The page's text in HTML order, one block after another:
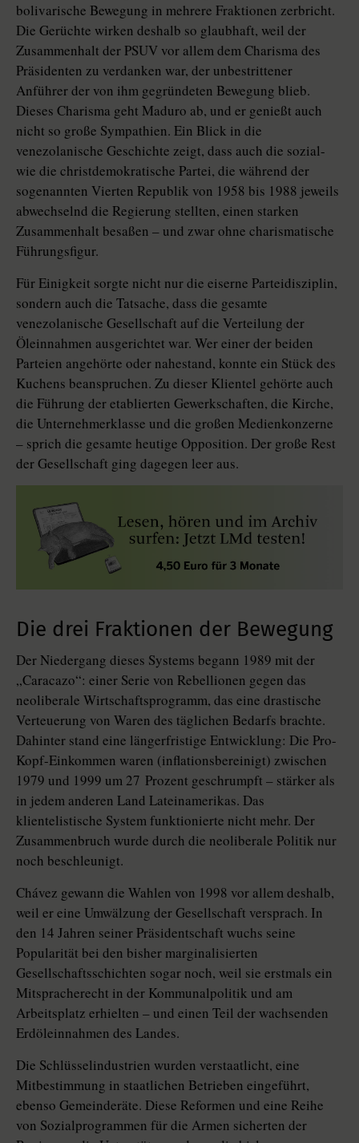
bolivarische Bewegung in mehrere Fraktionen zerbricht.
Die Gerüchte wirken deshalb so glaubhaft, weil der
Zusammenhalt der PSUV vor allem dem Charisma des
Präsidenten zu verdanken war, der unbestrittener
Anführer der von ihm gegründeten Bewegung blieb.
Dieses Charisma geht Maduro ab, und er genießt auch
nicht so große Sympathien. Ein Blick in die
venezolanische Geschichte zeigt, dass auch die sozial-
wie die christdemokratische Partei, die während der
sogenannten Vierten Republik von 1958 bis 1988 jeweils
abwechselnd die Regierung stellten, einen starken
Zusammenhalt besaßen – und zwar ohne charismatische
Führungsfigur.
Für Einigkeit sorgte nicht nur die eiserne Parteidisziplin,
sondern auch die Tatsache, dass die gesamte
venezolanische Gesellschaft auf die Verteilung der
Öleinnahmen ausgerichtet war. Wer einer der beiden
Parteien angehörte oder nahestand, konnte ein Stück des
Kuchens beanspruchen. Zu dieser Klientel gehörte auch
die Führung der etablierten Gewerkschaften, die Kirche,
die Unternehmerklasse und die großen Medienkonzerne
– sprich die gesamte heutige Opposition. Der große Rest
der Gesellschaft ging dagegen leer aus.
Die drei Fraktionen der Bewegung
Der Niedergang dieses Systems begann 1989 mit der
„Caracazo“: einer Serie von Rebellionen gegen das
neoliberale Wirtschaftsprogramm, das eine drastische
Verteuerung von Waren des täglichen Bedarfs brachte.
Dahinter stand eine längerfristige Entwicklung: Die Pro-
Kopf-Einkommen waren (inflationsbereinigt) zwischen
1979 und 1999 um 27 Prozent geschrumpft – stärker als
in jedem anderen Land Lateinamerikas. Das
klientelistische System funktionierte nicht mehr. Der
Zusammenbruch wurde durch die neoliberale Politik nur
noch beschleunigt.
Chávez gewann die Wahlen von 1998 vor allem deshalb,
weil er eine Umwälzung der Gesellschaft versprach. In
den 14 Jahren seiner Präsidentschaft wuchs seine
Popularität bei den bisher marginalisierten
Gesellschaftsschichten sogar noch, weil sie erstmals ein
Mitspracherecht in der Kommunalpolitik und am
Arbeitsplatz erhielten – und einen Teil der wachsenden
Erdöleinnahmen des Landes.
Die Schlüsselindustrien wurden verstaatlicht, eine
Mitbestimmung in staatlichen Betrieben eingeführt,
ebenso Gemeinderäte. Diese Reformen und eine Reihe
von Sozialprogrammen für die Armen sicherten der